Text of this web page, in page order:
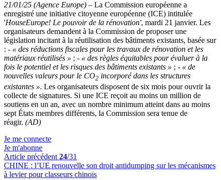
21/01/25 (Agence Europe) – La Commission européenne a
enregistré une initiative citoyenne européenne (ICE) intitulée
'HouseEurope! Le pouvoir de la rénovation', mardi 21 janvier. Les
organisateurs demandent à la Commission de proposer une
législation incitant à la réutilisation des bâtiments existants, basée sur
: - « des réductions fiscales pour les travaux de rénovation et les
matériaux réutilisés » ; - « des règles équitables pour évaluer à la
fois le potentiel et les risques des bâtiments existants » ; - « de
nouvelles valeurs pour le CO2 incorporé dans les structures
existantes ». Les organisateurs disposent de six mois pour ouvrir la
collecte de signatures. Si une ICE reçoit au moins un million de
soutiens en un an, avec un nombre minimum atteint dans au moins
sept États membres différents, la Commission sera tenue de
réagir. (AD)
Je me connecte
Je m'abonne
Article précédent 24/31
CHINE : l’UE renouvelle son droit antidumping sur les mécanismes
à levier pour classeurs chinois